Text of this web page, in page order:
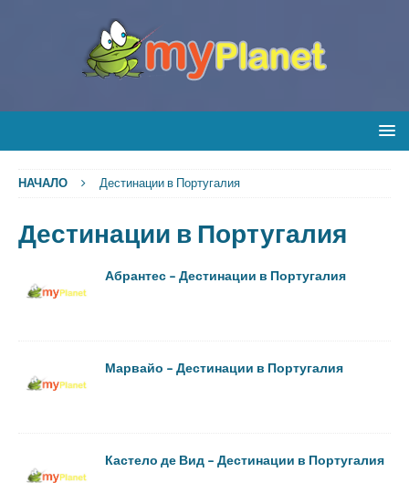
НАЧАЛО Дестинации в Португалия
Дестинации в Португалия
Абрантес – Дестинации в Португалия
Марвайо – Дестинации в Португалия
Кастело де Вид – Дестинации в Португалия